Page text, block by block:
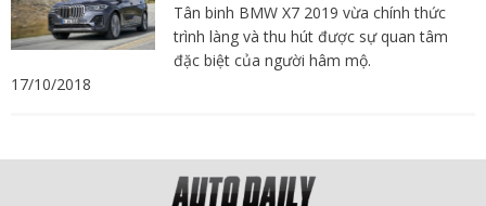
Tân binh BMW X7 2019 vừa chính thức
trình làng và thu hút được sự quan tâm
đặc biệt của người hâm mộ.
17/10/2018